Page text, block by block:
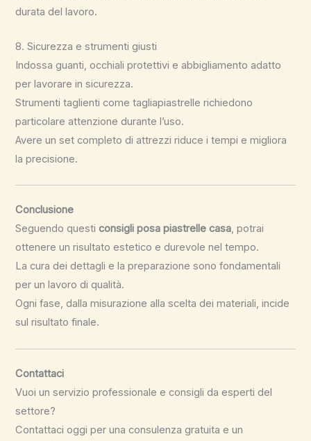
durata del lavoro.
8. Sicurezza e strumenti giusti
Indossa guanti, occhiali protettivi e abbigliamento adatto
per lavorare in sicurezza.
Strumenti taglienti come tagliapiastrelle richiedono
particolare attenzione durante l’uso.
Avere un set completo di attrezzi riduce i tempi e migliora
la precisione.
Conclusione
Seguendo questiconsigli posa piastrelle casa, potrai
ottenere un risultato estetico e durevole nel tempo.
La cura dei dettagli e la preparazione sono fondamentali
per un lavoro di qualità.
Ogni fase, dalla misurazione alla scelta dei materiali, incide
sul risultato finale.
Contattaci
Vuoi un servizio professionale e consigli da esperti del
settore?
Contattaci oggi per una consulenza gratuita e un